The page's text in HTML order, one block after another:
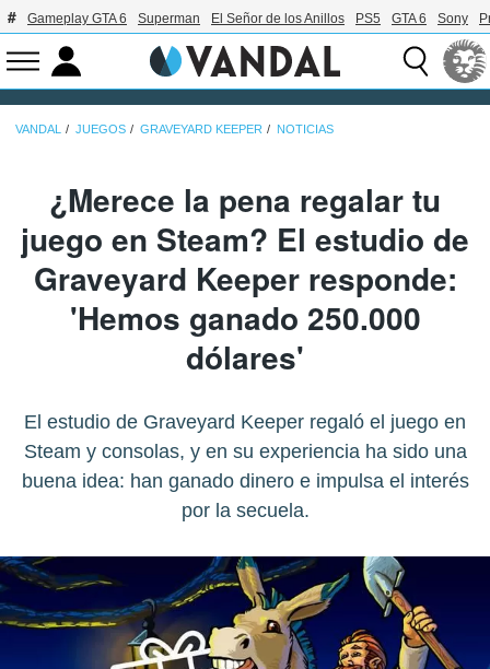
Gameplay GTA 6 Superman El Señor de los Anillos PS5 GTA 6 Sony
VANDAL JUEGOS GRAVEYARD KEEPER NOTICIAS
¿Merece la pena regalar tu
juego en Steam? El estudio de
Graveyard Keeper responde:
'Hemos ganado 250.000
dólares'
El estudio de Graveyard Keeper regaló el juego en
Steam y consolas, y en su experiencia ha sido una
buena idea: han ganado dinero e impulsa el interés
por la secuela.